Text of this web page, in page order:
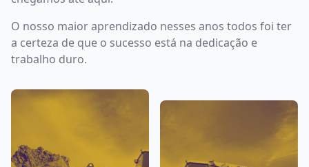
O nosso maior aprendizado nesses anos todos foi ter
a certeza de que o sucesso está na dedicação e
trabalho duro.